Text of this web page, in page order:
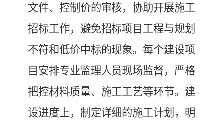
文件、控制价的审核，协助开展施工
招标工作，避免招标项目工程与规划
不符和低价中标的现象。每个建设项
目安排专业监理人员现场监督，严格
把控材料质量、施工工艺等环节。 建
设进度上 ，制定详细的施工计划，明